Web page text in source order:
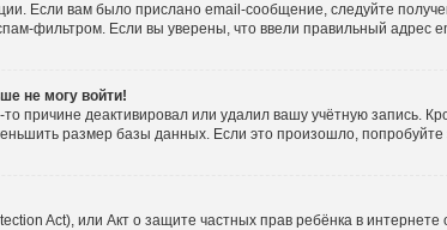
Если вам было прислано email-сообщение, следуйте
фильтром. Если вы уверены, что ввели правильный адрес
не могу войти!
причине деактивировал или удалил вашу учётную запись.
размер базы данных. Если это произошло, попробуйте
Act), или Акт о защите частных прав ребёнка в